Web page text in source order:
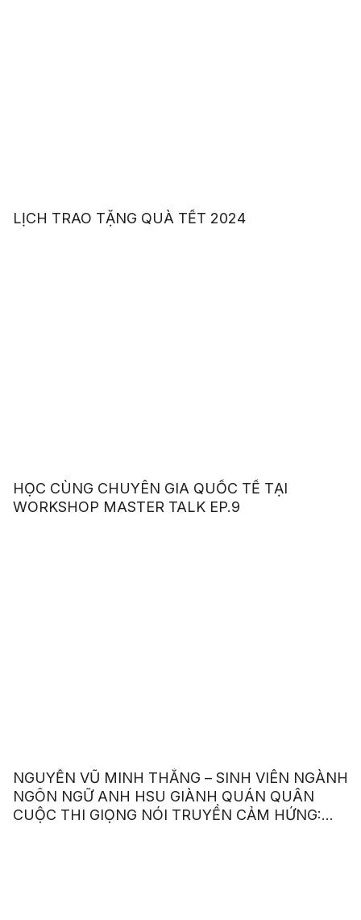
LỊCH TRAO TẶNG QUÀ TẾT 2024
HỌC CÙNG CHUYÊN GIA QUỐC TẾ TẠI
WORKSHOP MASTER TALK EP.9
NGUYỄN VŨ MINH THẮNG – SINH VIÊN NGÀNH
NGÔN NGỮ ANH HSU GIÀNH QUÁN QUÂN
CUỘC THI GIỌNG NÓI TRUYỀN CẢM HỨNG: